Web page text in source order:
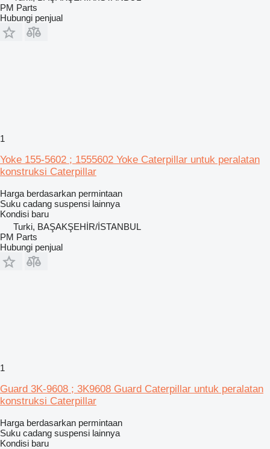
PM Parts
Hubungi penjual
1
Yoke 155-5602 ; 1555602 Yoke Caterpillar untuk peralatan
konstruksi Caterpillar
Harga berdasarkan permintaan
Suku cadang suspensi lainnya
Kondisi baru
Turki, BAŞAKŞEHİR/İSTANBUL
PM Parts
Hubungi penjual
1
Guard 3K-9608 ; 3K9608 Guard Caterpillar untuk peralatan
konstruksi Caterpillar
Harga berdasarkan permintaan
Suku cadang suspensi lainnya
Kondisi baru